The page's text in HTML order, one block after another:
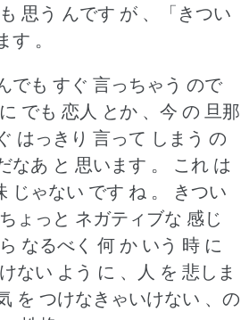
思う んです が 、「きつい
。
でも すぐ 言っちゃう ので
でも 恋人 とか 、今 の 旦那
はっきり 言って しまう の
あ と 思います 。
これ は
ゃない です ね 。
きつい
ょっと ネガティブな 感じ
なるべく 何 か いう 時 に
ない よう に 、人 を 悲しま
を つけなきゃいけない 、の